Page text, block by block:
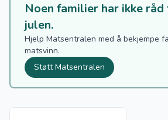
Noen familier har ikke
julen.
Hjelp Matsentralen med å bekjempe
matsvinn.
Støtt Matsentralen